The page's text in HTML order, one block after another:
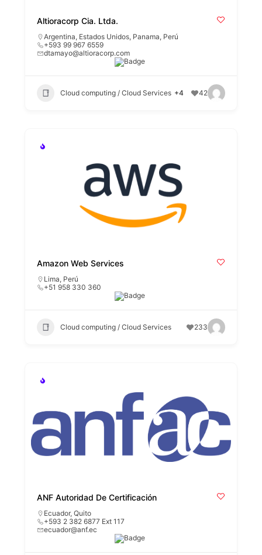
Altioracorp Cia. Ltda.
Argentina, Estados Unidos, Panama, Perú
+593 99 967 6559
dtamayo@altioracorp.com
Cloud computing / Cloud Services +4 42
Amazon Web Services
Lima, Perú
+51 958 330 360
Cloud computing / Cloud Services 233
ANF Autoridad De Certificación
Ecuador,Quito
+593 2 382 6877 Ext 117
ecuador@anf.ec